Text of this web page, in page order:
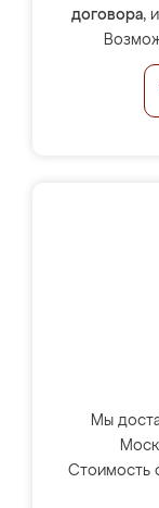
договора,
Мы
Стоимость